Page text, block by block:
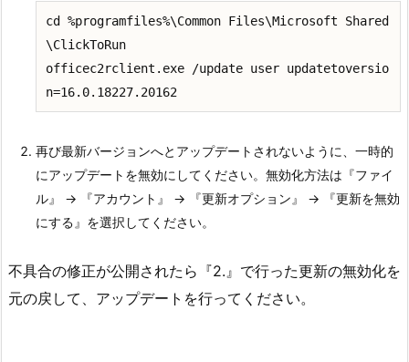
cd %programfiles%\Common Files\Microsoft Shared
\ClickToRun
officec2rclient.exe /update user updatetoversio
n=16.0.18227.20162
再び最新バージョンへとアップデートされないように、一時的
にアップデートを無効にしてください。無効化方法は『ファイ
ル』 → 『アカウント』 → 『更新オプション』 → 『更新を無効
にする』を選択してください。
不具合の修正が公開されたら『2.』で行った更新の無効化を
元の戻して、アップデートを行ってください。